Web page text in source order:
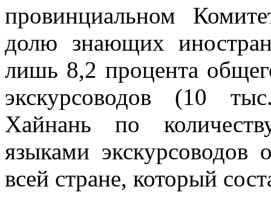
провинциальном
долю знающих
лишь 8,2 процента
экскурсоводов (10
Хайнань по
языками экскурсоводов
всей стране, который